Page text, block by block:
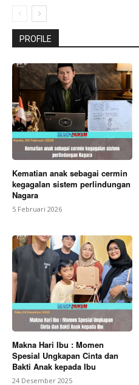
PROFILE
Kematian anak sebagai cermin
kegagalan sistem perlindungan
Nagara
5 Februari 2026
Makna Hari Ibu : Momen
Spesial Ungkapan Cinta dan
Bakti Anak kepada Ibu
24 Desember 2025